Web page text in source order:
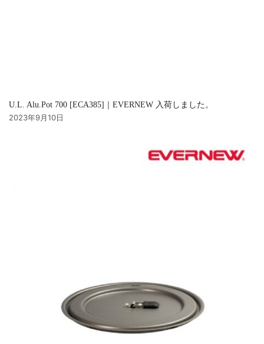
U.L. Alu.Pot 700 [ECA385]｜EVERNEW 入荷しました。
2023年9月10日